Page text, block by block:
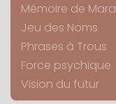
Mémoire de
Jeu des Noms
Phrases à Trous
Force psychique
Vision du futur